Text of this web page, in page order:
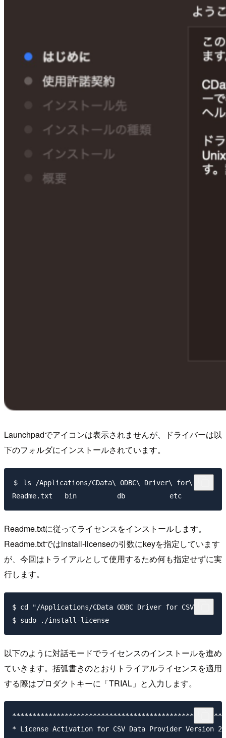
Launchpadでアイコンは表示されませんが、ドライバーは以
下のフォルダにインストールされています。
＄ ls /Applications/CData\ ODBC\ Driver\ for\ CSV
Readme.txtに従ってライセンスをインストールします。
Readme.txtではinstall-licenseの引数にkeyを指定しています
が、今回はトライアルとして使用するため何も指定せずに実
行します。
$ cd "/Applications/CData ODBC Driver for CSV/bin"
以下のように対話モードでライセンスのインストールを進め
ていきます。括弧書きのとおりトライアルライセンスを適用
する際はプロダクトキーに「TRIAL」と入力します。
* License Activation for CSV Data Provider Version